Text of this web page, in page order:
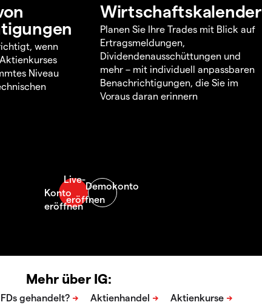
wenn
Niveau
Wirtschaftskalender
Planen Sie Ihre Trades mit Blick auf
Ertragsmeldungen,
Dividendenausschüttungen und
mehr – mit individuell anpassbaren
Benachrichtigungen, die Sie im
Voraus daran erinnern
Mehr über IG: